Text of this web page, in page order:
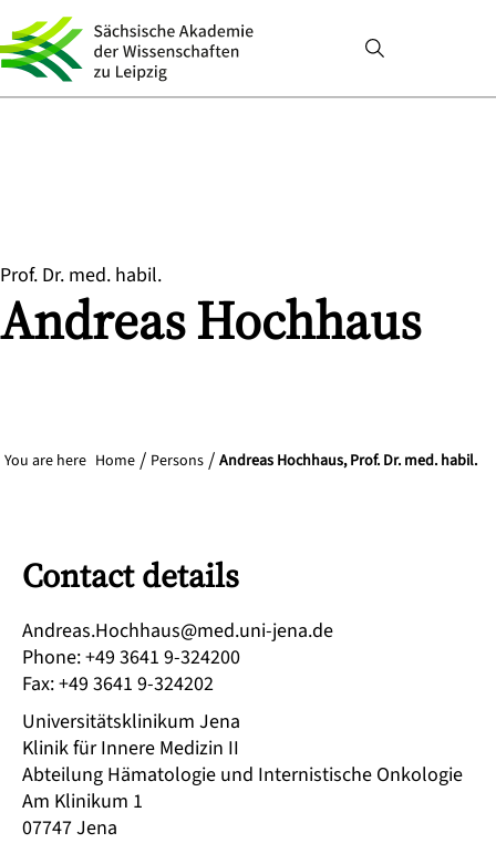
Prof. Dr. med. habil.
AndreasHochhaus
You are here Home Persons Andreas Hochhaus, Prof. Dr. med. habil.
Contact details
ed.anej-inu.dem@suahhcoH.saerdnA
Phone:+49 3641 9-324200
Fax:+49 3641 9-324202
Universitätsklinikum Jena
Klinik für Innere Medizin II
Abteilung Hämatologie und Internistische Onkologie
Am Klinikum 1
07747Jena